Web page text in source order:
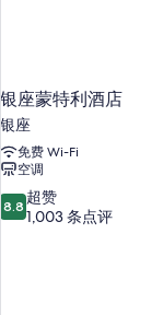
银座蒙特利酒店
银座
免费 Wi-Fi
空调
8.8
分，
8.8 超赞
1,003 条点评